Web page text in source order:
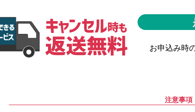
お申込み時
注意事項